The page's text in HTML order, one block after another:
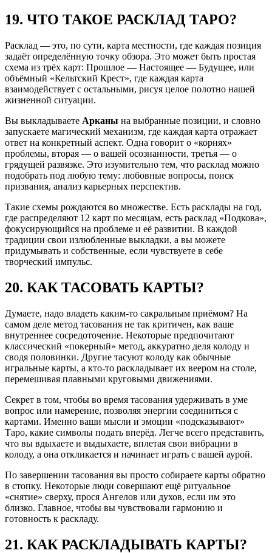
19. ЧТО ТАКОЕ РАСКЛАД ТАРО?
Расклад — это, по сути, карта местности, где каждая позиция
задаёт определённую точку обзора. Это может быть простая
схема из трёх карт: Прошлое — Настоящее — Будущее, или
объёмный «Кельтский Крест», где каждая карта
взаимодействует с остальными, рисуя целое полотно нашей
жизненной ситуации.
Вы выкладываете Арканы на выбранные позиции, и словно
запускаете магический механизм, где каждая карта отражает
ответ на конкретный аспект. Одна говорит о «корнях»
проблемы, вторая — о вашей осознанности, третья — о
грядущей развязке. Это изумительно тем, что расклад можно
подобрать под любую тему: любовные вопросы, поиск
призвания, анализ карьерных перспектив.
Такие схемы рождаются во множестве. Есть расклады на год,
где распределяют 12 карт по месяцам, есть расклад «Подкова»,
фокусирующийся на проблеме и её развитии. В каждой
традиции свои излюбленные выкладки, а вы можете
придумывать и собственные, если чувствуете в себе
творческий импульс.
20. КАК ТАСОВАТЬ КАРТЫ?
Думаете, надо владеть каким-то сакральным приёмом? На
самом деле метод тасования не так критичен, как ваше
внутреннее сосредоточение. Некоторые предпочитают
классический «покерный» метод, аккуратно деля колоду и
сводя половинки. Другие тасуют колоду как обычные
игральные карты, а кто-то раскладывает их веером на столе,
перемешивая плавными круговыми движениями.
Секрет в том, чтобы во время тасования удерживать в уме
вопрос или намерение, позволяя энергии соединиться с
картами. Именно ваши мысли и эмоции «подсказывают»
Таро, какие символы подать вперёд. Легче всего представить,
что вы вдыхаете и выдыхаете, вплетая свои вибрации в
колоду, а она откликается и начинает играть с вашей аурой.
По завершении тасования вы просто собираете карты обратно
в стопку. Некоторые люди совершают ещё ритуальное
«снятие» сверху, прося Ангелов или духов, если им это
близко. Главное, чтобы вы чувствовали гармонию и
готовность к раскладу.
21. КАК РАСКЛАДЫВАТЬ КАРТЫ?